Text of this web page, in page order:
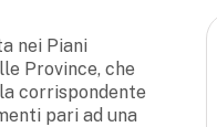
nei Piani
Province, che
corrispondente
pari ad una